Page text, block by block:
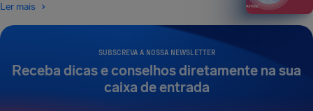
SUBSCREVA A NOSSA NEWSLETTER
Receba dicas e conselhos diretamente na sua
caixa de entrada
Ler mais